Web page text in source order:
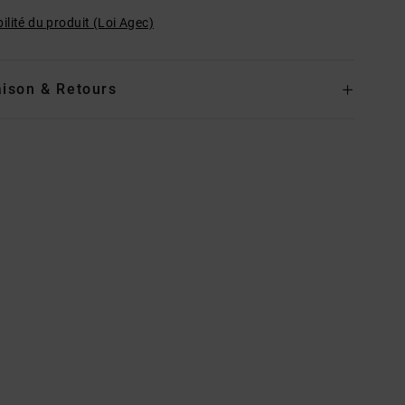
du produit (Loi Agec)
& Retours